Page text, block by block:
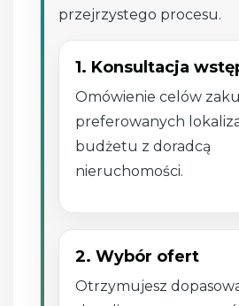
przejrzystego procesu.
1. Konsultacja
Omówienie celów
preferowanych
budżetu z doradcą
nieruchomości.
2. Wybór ofert
Otrzymujesz